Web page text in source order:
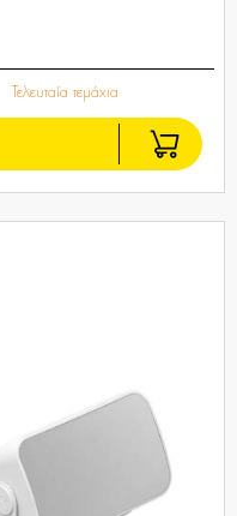
Τελευταία τεμάχια